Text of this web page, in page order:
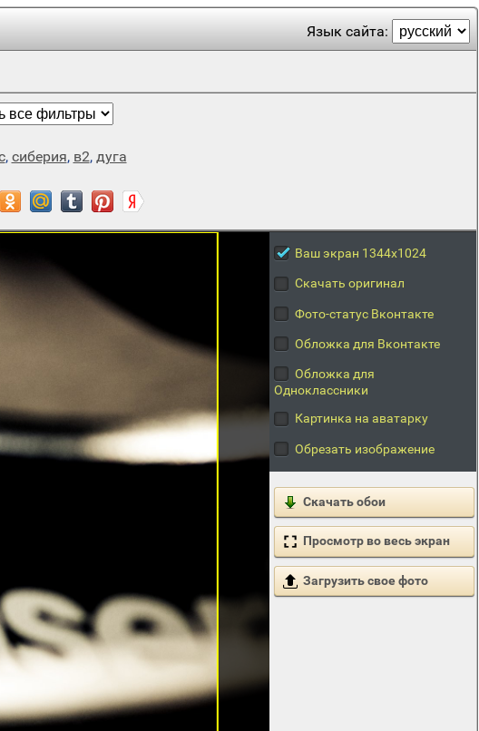
Язык сайта:
, сиберия, в2, дуга
Ваш экран 1344x1024
Скачать оригинал
Фото-статус Вконтакте
Обложка для Вконтакте
Обложка для
Одноклассники
Картинка на аватарку
Обрезать изображение
Скачать обои
Просмотр во весь экран
Загрузить свое фото